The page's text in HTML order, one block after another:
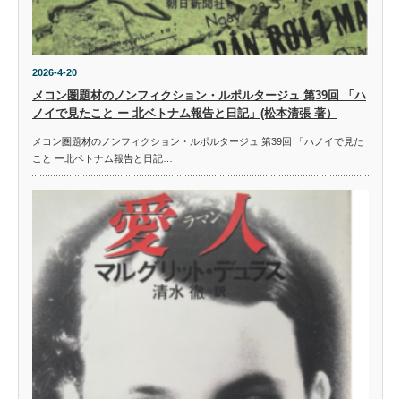
2026-4-20
メコン圏題材のノンフィクション・ルポルタージュ 第39回 「ハ
ノイで見たこと ー 北ベトナム報告と日記」(松本清張 著）
メコン圏題材のノンフィクション・ルポルタージュ 第39回 「ハノイで見た
こと ー北ベトナム報告と日記…